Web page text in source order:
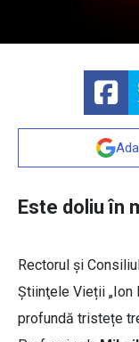
Este doliu în
Rectorul şi
Ştiinţele Vieții „Ion
profundă tristețe